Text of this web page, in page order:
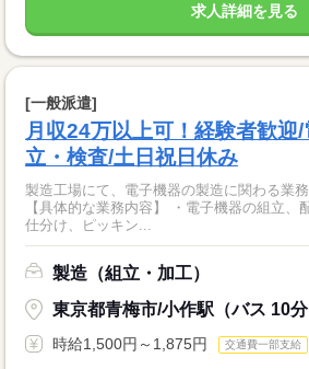
求人詳細を見る
[一般派遣]
月収24万以上可！経験者歓迎/
立・検査/土日祝日休み
製造工場にて、電子機器の製造に関わる業
【具体的な業務内容】 ・電子機器の組立、
仕分け、ピッキン...
製造（組立・加工）
東京都青梅市/小作駅（バス 10分
時給1,500円～1,875円 交通費一部支給